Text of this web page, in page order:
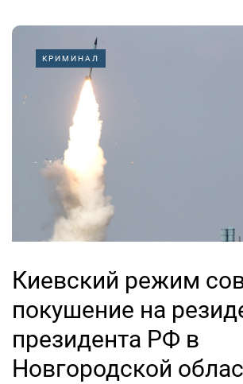
КРИМИНАЛ
Киевский режим
покушение на
президента РФ в
Новгородской